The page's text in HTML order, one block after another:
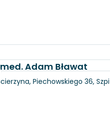
Adam Bławat
Piechowskiego 36,